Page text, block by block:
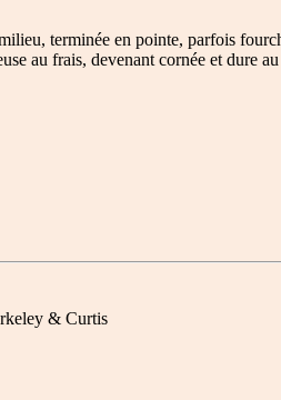
terminée en pointe, parfois
au frais, devenant cornée et dure
& Curtis